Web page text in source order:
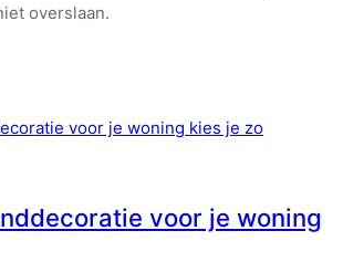
overslaan.
voor je woning